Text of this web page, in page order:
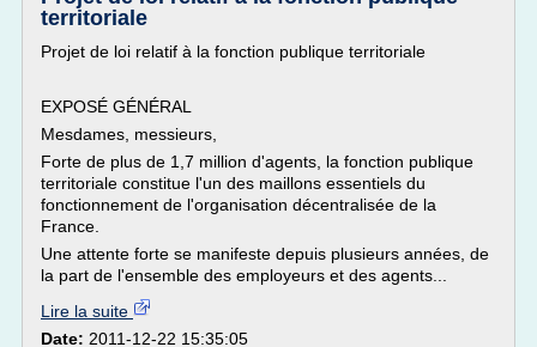
territoriale
Projet de loi relatif à la fonction publique territoriale
EXPOSÉ GÉNÉRAL
Mesdames, messieurs,
Forte de plus de 1,7 million d'agents, la fonction publique
territoriale constitue l'un des maillons essentiels du
fonctionnement de l'organisation décentralisée de la
France.
Une attente forte se manifeste depuis plusieurs années, de
la part de l'ensemble des employeurs et des agents...
Lire la suite
Date: 2011-12-22 15:35:05